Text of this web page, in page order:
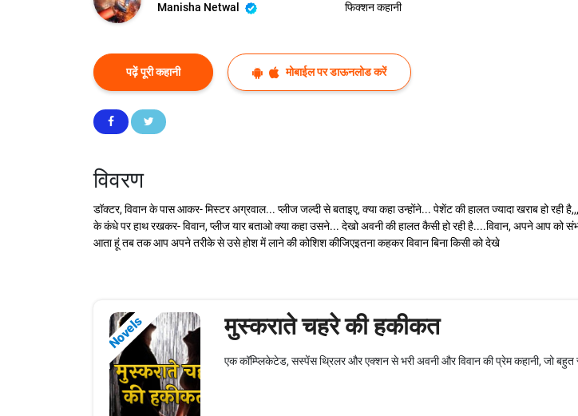
Manisha Netwal
फिक्शन कहानी
पढ़ें पूरी कहानी मोबाईल पर डाऊनलोड करें
विवरण
डॉक्टर, विवान के पास आकर- मिस्टर अग्रवाल... प्लीज जल्दी से बताइए, क्या कहा उन्होंने... पेशेंट की हालत ज्यादा खराब हो
के कंधे पर हाथ रखकर- विवान, प्लीज यार बताओ क्या कहा उसने... देखो अवनी की हालत कैसी हो रही है....विवान, अपने आप
आता हूं तब तक आप अपने तरीके से उसे होश में लाने की कोशिश कीजिएइतना कहकर विवान बिना किसी को देखे
Novels मुस्कराते चहरे की हकीकत
एक कॉम्प्लिकेटेड, सस्पेंस थ्रिलर और एक्शन से भरी अवनी और विवान की प्रेम कहानी, जो